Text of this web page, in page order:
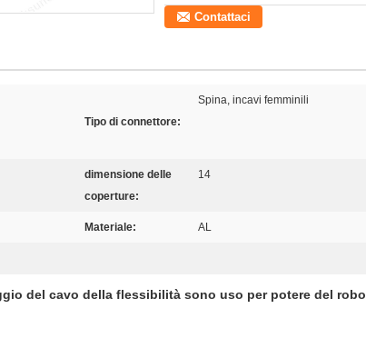
Contattaci
Tipo di connettore:
Spina, incavi femminili
dimensione delle
coperture:
14
Materiale: AL
del cavo della flessibilità sono uso per potere del